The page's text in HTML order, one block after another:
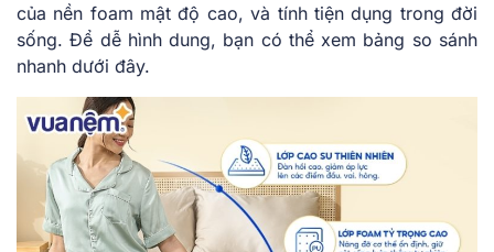
của nền foam mật độ cao, và tính tiện dụng trong đời
sống. Để dễ hình dung, bạn có thể xem bảng so sánh
nhanh dưới đây.